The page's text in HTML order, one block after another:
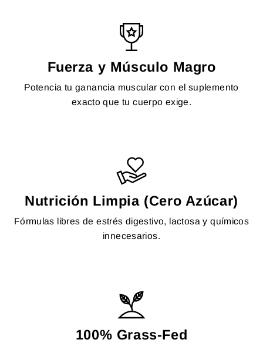
Fuerza y Músculo Magro
Potencia tu ganancia muscular con el suplemento
exacto que tu cuerpo exige.
Nutrición Limpia (Cero Azúcar)
Fórmulas libres de estrés digestivo, lactosa y químicos
innecesarios.
100% Grass-Fed